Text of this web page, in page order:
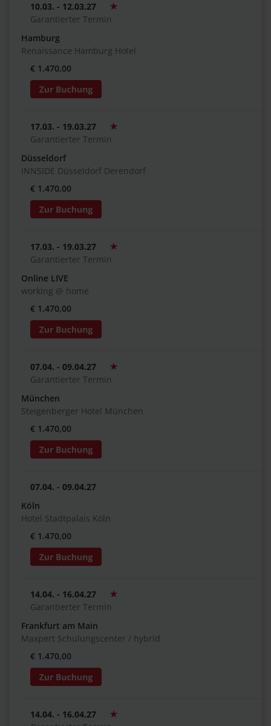
10.03. - 12.03.27
Garantierter Termin
Hamburg
Renaissance Hamburg Hotel
€ 1.470,00
17.03. - 19.03.27
Garantierter Termin
Düsseldorf
INNSIDE Düsseldorf Derendorf
€ 1.470,00
17.03. - 19.03.27
Garantierter Termin
Online LIVE
working @ home
€ 1.470,00
07.04. - 09.04.27
Garantierter Termin
München
Steigenberger Hotel München
€ 1.470,00
07.04. - 09.04.27
Köln
Hotel Stadtpalais Köln
€ 1.470,00
14.04. - 16.04.27
Garantierter Termin
Frankfurt am Main
Maxpert Schulungscenter / hybrid
€ 1.470,00
14.04. - 16.04.27